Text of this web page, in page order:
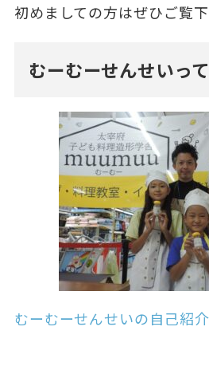
初めましての方はぜひご覧下
むーむーせんせいっ
むーむーせんせいの自己紹介